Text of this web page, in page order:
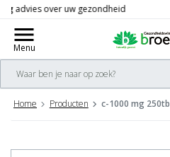
check Gratis
menu
Menu
Home Producten c-1000 mg 250tb